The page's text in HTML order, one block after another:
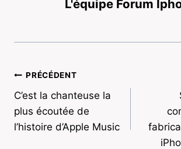
L'équipe Forum
Navigation
de
l’article
PRÉCÉDENT
C’est la chanteuse la
plus écoutée de
l’histoire d’Apple Music